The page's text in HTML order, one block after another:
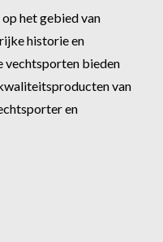
het gebied van
historie en
vechtsporten bieden
van
en